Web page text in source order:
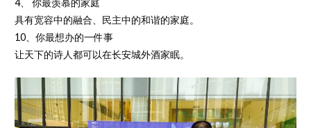
具有宽容中的融合、民主中的和谐的家庭。
10、你最想办的一件事
让天下的诗人都可以在长安城外酒家眠。